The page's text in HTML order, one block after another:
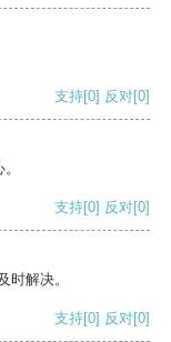
支持[0] 反对[0]
支持[0] 反对[0]
时解决。
支持[0] 反对[0]